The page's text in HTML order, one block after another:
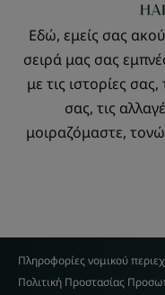
Εδώ, εμείς σας
σειρά μας σας
με τις ιστορίες σας,
σας, τις
μοιραζόμαστε,
Πληροφορίες νομικού
Πολιτική Προστασίας